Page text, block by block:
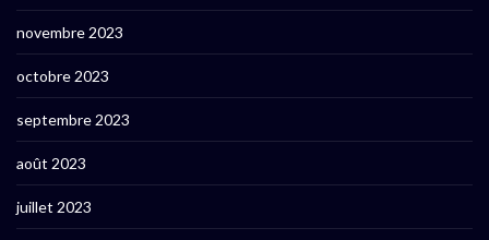
novembre 2023
octobre 2023
septembre 2023
août 2023
juillet 2023